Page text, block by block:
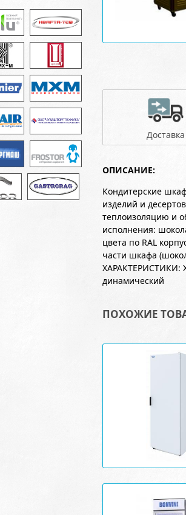
Доставка
ОПИСАНИЕ:
Кондитерские
изделий и
теплоизоляцию и
исполнения:
цвета по RAL
части шкафа
ХАРАКТЕРИСТИКИ:
динамический
ПОХОЖИЕ